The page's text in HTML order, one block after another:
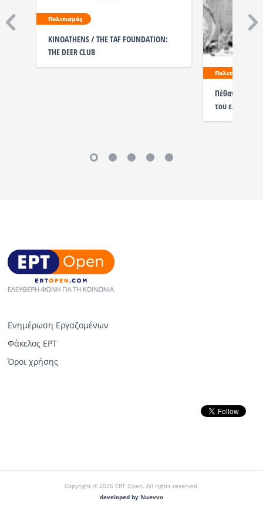
Πολιτισμός
KINOATHENS / THE TAF FOUNDATION:
THE DEER CLUB
Πολιτισμός
Πέθανε η
του
Ενημέρωση Εργαζομένων
Φάκελος ΕΡΤ
Όροι χρήσης
Copyright © 2026 ERT Open. All rights reserved.
developed by Nuevvo